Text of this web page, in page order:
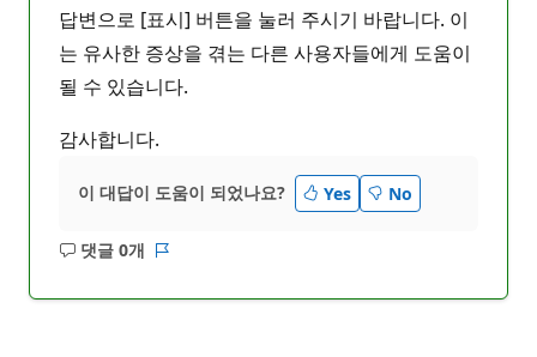
답변으로 [표시] 버튼을 눌러 주시기 바랍니다. 이
는 유사한 증상을 겪는 다른 사용자들에게 도움이
될 수 있습니다.
감사합니다.
이 대답이 도움이 되었나요? Yes No
댓글 0개
설